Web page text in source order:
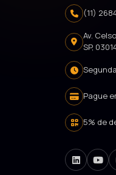
(11)
Av.
SP,
Pague
5% de